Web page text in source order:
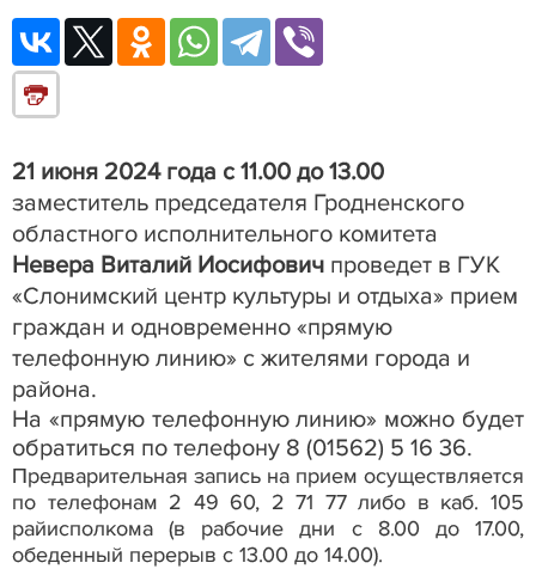
21 июня 2024 года с 11.00 до 13.00
заместитель председателя Гродненского
областного исполнительного комитета
Невера Виталий Иосифович проведет в ГУК
«Слонимский центр культуры и отдыха» прием
граждан и одновременно «прямую
телефонную линию» с жителями города и
района.
На «прямую телефонную линию» можно будет
обратиться по телефону 8 (01562) 5 16 36.
Предварительная запись на прием осуществляется
по телефонам 2 49 60, 2 71 77 либо в каб. 105
райисполкома (в рабочие дни с 8.00 до 17.00,
обеденный перерыв с 13.00 до 14.00).